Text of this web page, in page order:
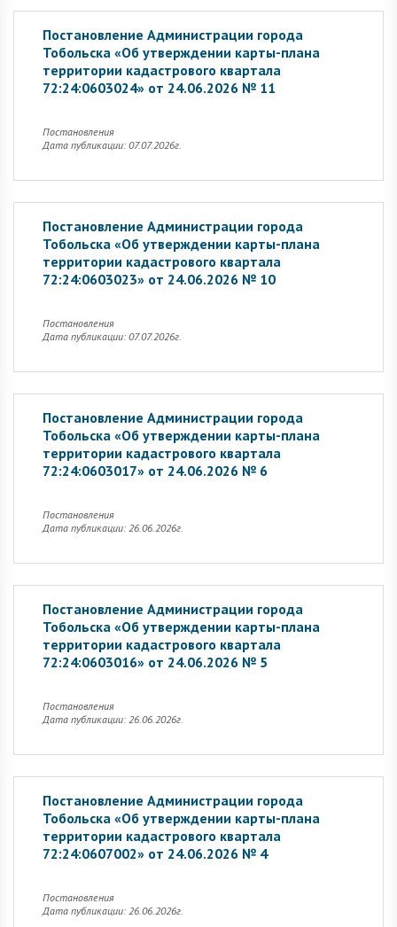
Постановление Администрации города
Тобольска «Об утверждении карты-плана
территории кадастрового квартала
72:24:0603024» от 24.06.2026 № 11
Постановления
Дата публикации: 07.07.2026г.
Постановление Администрации города
Тобольска «Об утверждении карты-плана
территории кадастрового квартала
72:24:0603023» от 24.06.2026 № 10
Постановления
Дата публикации: 07.07.2026г.
Постановление Администрации города
Тобольска «Об утверждении карты-плана
территории кадастрового квартала
72:24:0603017» от 24.06.2026 № 6
Постановления
Дата публикации: 26.06.2026г.
Постановление Администрации города
Тобольска «Об утверждении карты-плана
территории кадастрового квартала
72:24:0603016» от 24.06.2026 № 5
Постановления
Дата публикации: 26.06.2026г.
Постановление Администрации города
Тобольска «Об утверждении карты-плана
территории кадастрового квартала
72:24:0607002» от 24.06.2026 № 4
Постановления
Дата публикации: 26.06.2026г.